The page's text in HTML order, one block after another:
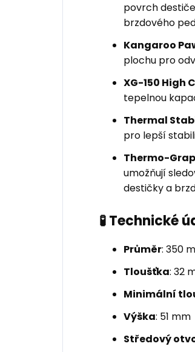
povrch
brzdového
Kangaroo
plochu pro
XG-150 High
tepelnou
Thermal
pro lepší
Thermo-
umožňují
destičky a
🧪 Technické
Průměr: 350
Tloušťka: 32
Minimální
Výška: 51 mm
Středový